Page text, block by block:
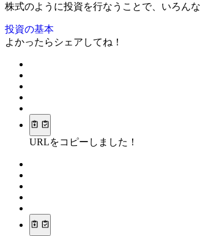
株式のように投資を行なうことで、いろん
投資の基本
よかったらシェアしてね！
URLをコピーしました！